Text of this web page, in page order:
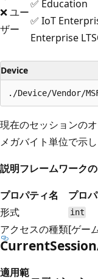
❌ ユー
ザー
✅ Education
✅ IoT
Enterprise
Device
現在のセッションの
メガバイト単位で示し
説明フレームワーク
プロパティ名
プロ
形式
int
アクセスの種類[ゲー
適用範